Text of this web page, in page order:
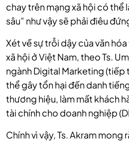
chay trên mạng xã hội có thể
sâu” như vậy sẽ phải điêu
Xét về sự trỗi dậy của văn
xã hội ở Việt Nam, theo Ts.
ngành Digital Marketing (tiếp
thể gây tổn hại đến danh
thương hiệu, làm mất khách
tài chính cho doanh nghiệp
Chính vì vậy, Ts. Akram mong